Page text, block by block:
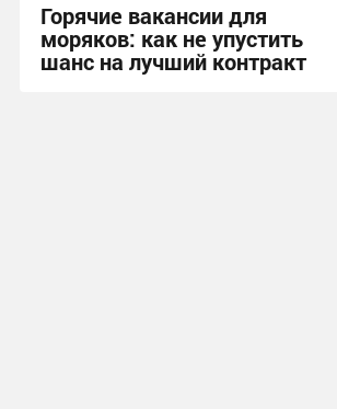
Горячие вакансии для
моряков: как не упустить
шанс на лучший контракт